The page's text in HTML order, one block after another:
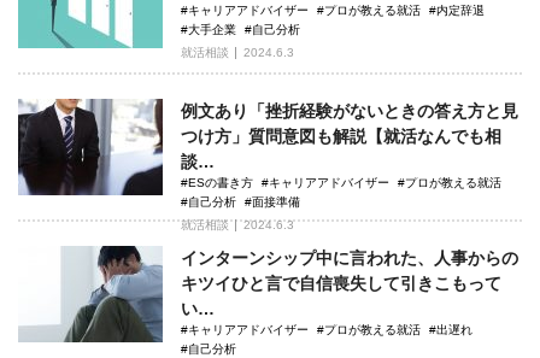
#キャリアアドバイザー #プロが教える就活
#内定辞退
#大手企業
#自己分析
就活相談
2024.6.3
例文あり「挫折経験がないときの答え方と見
つけ方」質問意図も解説【就活なんでも相
談…
#ESの書き方 #キャリアアドバイザー
#プロが教える就活
#自己分析
#面接準備
就活相談
2024.6.3
インターンシップ中に言われた、人事からの
キツイひと言で自信喪失して引きこもって
い…
#キャリアアドバイザー #プロが教える就活
#出遅れ
#自己分析